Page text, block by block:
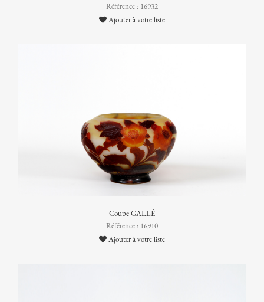
Référence : 16932
Ajouter à votre liste
Coupe GALLÉ
Référence : 16910
Ajouter à votre liste